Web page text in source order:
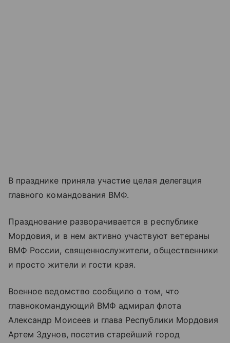
В празднике приняла участие целая делегация
главного командования ВМФ.
Празднование разворачивается в республике
Мордовия, и в нем активно участвуют ветераны
ВМФ России, священнослужители, общественники
и просто жители и гости края.
Военное ведомство сообщило о том, что
главнокомандующий ВМФ адмирал флота
Александр Моисеев и глава Республики Мордовия
Артем Здунов, посетив старейший город